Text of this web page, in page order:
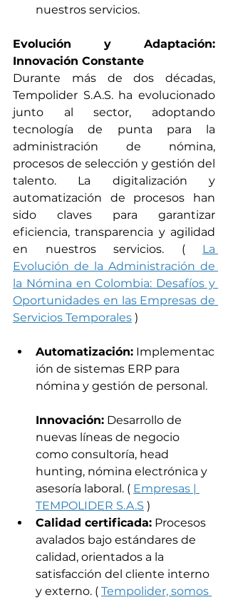
nuestros servicios.
Evolución y Adaptación:
Innovación Constante
Durante más de dos décadas,
Tempolider S.A.S. ha evolucionado
junto al sector, adoptando
tecnología de punta para la
administración de nómina,
procesos de selección y gestión del
talento. La digitalización y
automatización de procesos han
sido claves para garantizar
eficiencia, transparencia y agilidad
en nuestros servicios. ( La
Evolución de la Administración de
la Nómina en Colombia: Desafíos y
Oportunidades en las Empresas de
Servicios Temporales )
Automatización: Implementac
ión de sistemas ERP para
nómina y gestión de personal.
Innovación: Desarrollo de
nuevas líneas de negocio
como consultoría, head
hunting, nómina electrónica y
asesoría laboral. ( Empresas |
TEMPOLIDER S.A.S )
Calidad certificada: Procesos
avalados bajo estándares de
calidad, orientados a la
satisfacción del cliente interno
y externo. ( Tempolider, somos